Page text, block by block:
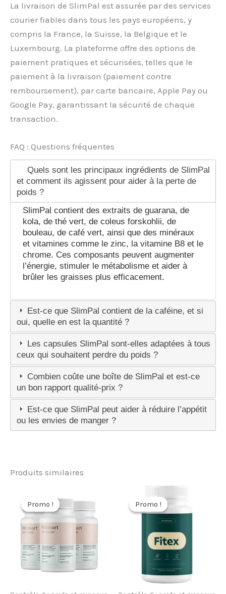
La livraison de SlimPal est assurée par des services
courier fiables dans tous les pays européens, y
compris la France, la Suisse, la Belgique et le
Luxembourg. La plateforme offre des options de
paiement pratiques et sécurisées, telles que le
paiement à la livraison (paiement contre
remboursement), par carte bancaire, Apple Pay ou
Google Pay, garantissant la sécurité de chaque
transaction.
FAQ : Questions fréquentes
Quels sont les principaux ingrédients de SlimPal
et comment ils agissent pour aider à la perte de
poids ?
SlimPal contient des extraits de guarana, de
kola, de thé vert, de coleus forskohlii, de
bouleau, de café vert, ainsi que des minéraux
et vitamines comme le zinc, la vitamine B8 et le
chrome. Ces composants peuvent augmenter
l’énergie, stimuler le métabolisme et aider à
brûler les graisses plus efficacement.
Est-ce que SlimPal contient de la caféine, et si
oui, quelle en est la quantité ?
Les capsules SlimPal sont-elles adaptées à tous
ceux qui souhaitent perdre du poids ?
Combien coûte une boîte de SlimPal et est-ce
un bon rapport qualité-prix ?
Est-ce que SlimPal peut aider à réduire l’appétit
ou les envies de manger ?
Produits similaires
Promo !
Promo ! Promo !
Promo !